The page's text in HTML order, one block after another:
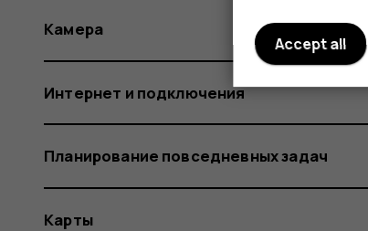
Камера
Интернет и подключения
Планирование повседневных задач
Карты
Accept all